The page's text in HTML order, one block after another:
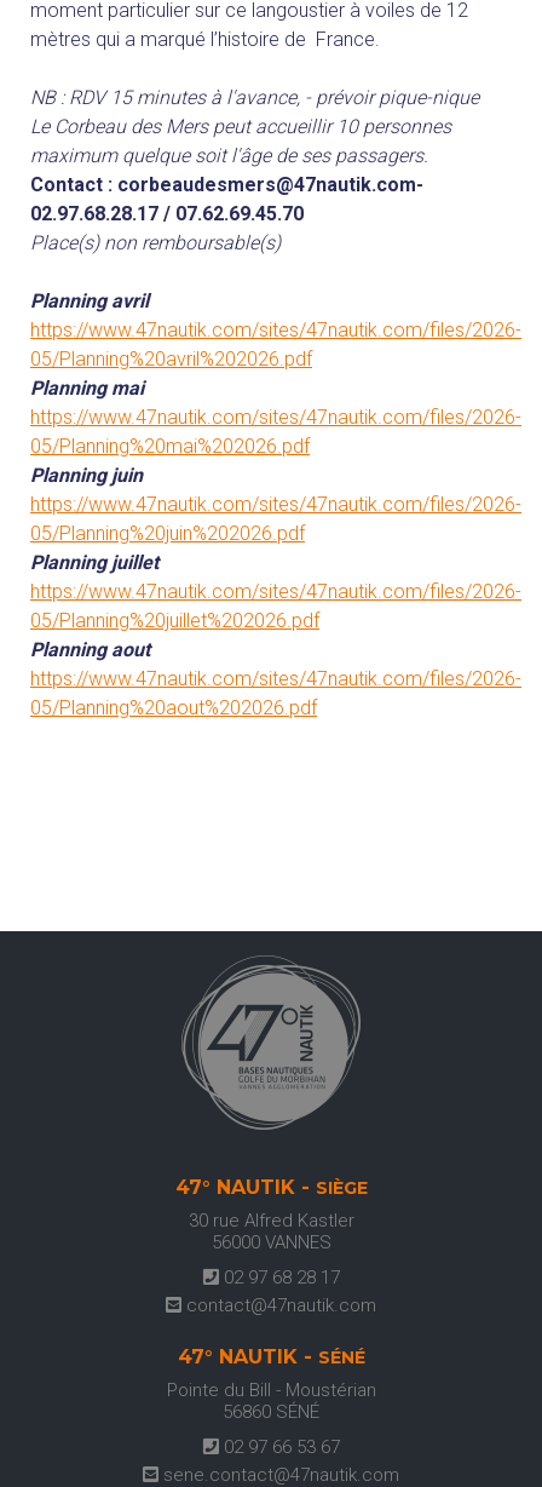
moment particulier sur ce langoustier à voiles de 12
mètres qui a marqué l’histoire de France.
NB : RDV 15 minutes à l'avance, - prévoir pique-nique
Le Corbeau des Mers peut accueillir 10 personnes
maximum quelque soit l'âge de ses passagers.
Contact : corbeaudesmers@47nautik.com-
02.97.68.28.17 / 07.62.69.45.70
Place(s) non remboursable(s)
Planning avril
https://www.47nautik.com/sites/47nautik.com/files/2026-
05/Planning%20avril%202026.pdf
Planning mai
https://www.47nautik.com/sites/47nautik.com/files/2026-
05/Planning%20mai%202026.pdf
Planning juin
https://www.47nautik.com/sites/47nautik.com/files/2026-
05/Planning%20juin%202026.pdf
Planning juillet
https://www.47nautik.com/sites/47nautik.com/files/2026-
05/Planning%20juillet%202026.pdf
Planning aout
https://www.47nautik.com/sites/47nautik.com/files/2026-
05/Planning%20aout%202026.pdf
47° NAUTIK - SIÈGE
30 rue Alfred Kastler
56000 VANNES
02 97 68 28 17
contact@47nautik.com
47° NAUTIK - SÉNÉ
Pointe du Bill - Moustérian
56860 SÉNÉ
02 97 66 53 67
sene.contact@47nautik.com